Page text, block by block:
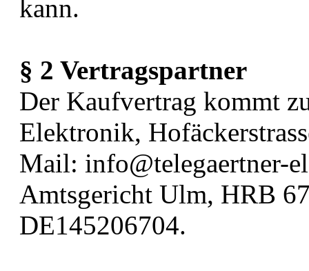
kann.
§ 2 Vertragspartner
Der Kaufvertrag kommt
Elektronik,
Mail: info@telegaertner-
Amtsgericht Ulm, HRB
DE145206704.